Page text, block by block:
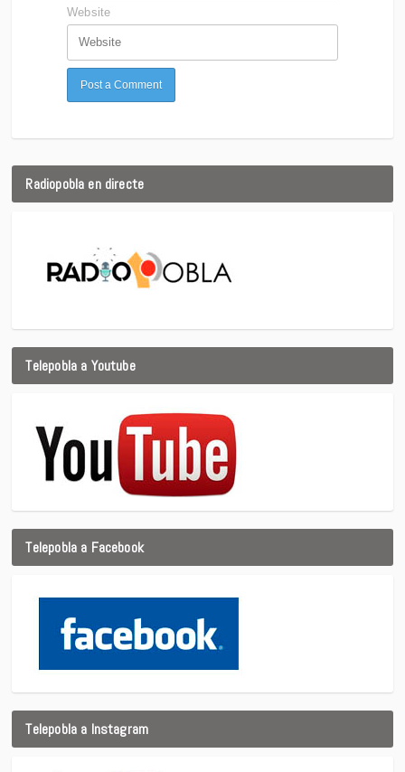
Website
Radiopobla en directe
Telepobla a Youtube
Telepobla a Facebook
Telepobla a Instagram